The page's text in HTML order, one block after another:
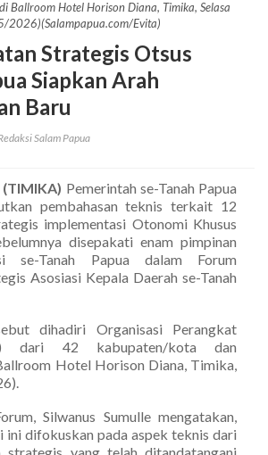
Ballroom Hotel Horison Diana, Timika, Selasa
2026)(Salampapua.com/Evita)
Strategis Otsus
Siapkan Arah
Baru
Salam Papua
(TIMIKA) Pemerintah se-Tanah Papua
pembahasan teknis terkait 12
implementasi Otonomi Khusus
disepakati enam pimpinan
se-Tanah Papua dalam Forum
Asosiasi Kepala Daerah se-Tanah
dihadiri Organisasi Perangkat
dari 42 kabupaten/kota dan
Hotel Horison Diana, Timika,
Silwanus Sumulle mengatakan,
ini difokuskan pada aspek teknis dari
strategis yang telah ditandatangani